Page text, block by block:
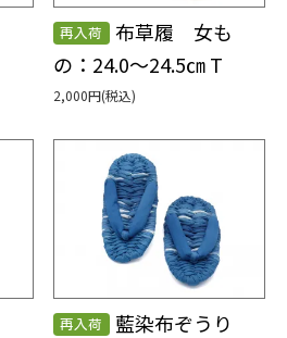
再入荷
布草履 女も
の：24.0～24.5㎝ T
2,000円(税込)
再入荷
藍染布ぞうり